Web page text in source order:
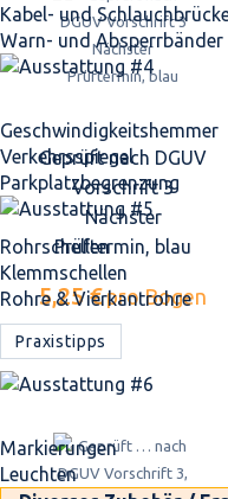
Kabel- und
Warn- und Absperrbänder
Geschwindigkeits­hemmer
Verkehrsspiegel
Parkplatz­begrenzung
Rohrschellen
Klemmschellen
Rohre & Vierkantrohre
Praxistipps
Markierungen
Leuchten
Geprüft nach DGUV
Vorschrift 3
Nächster
Prüftermin, blau
5,25 €pro Bogen